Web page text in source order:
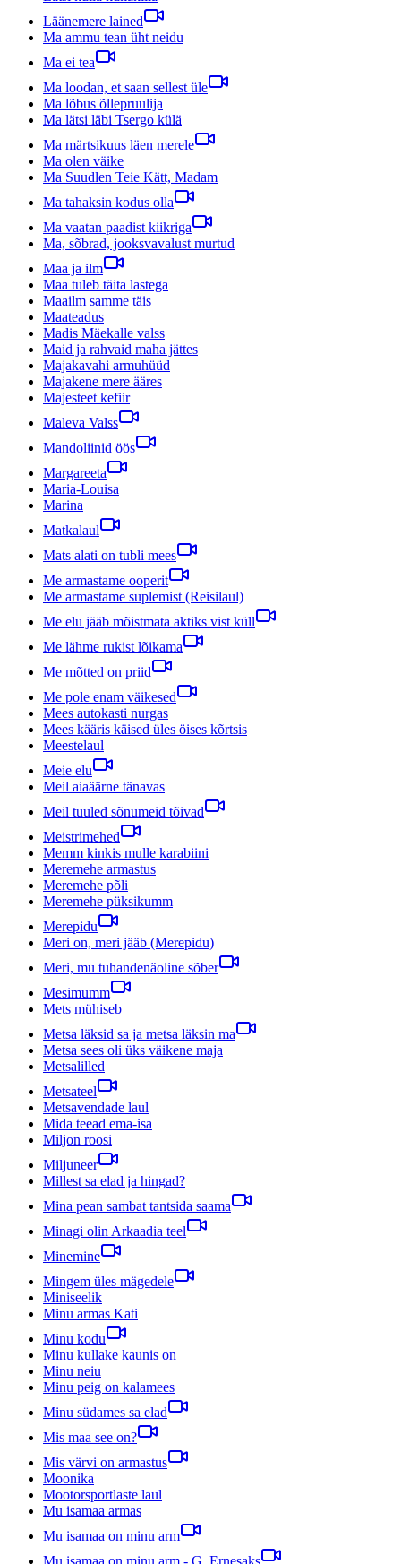
Läänemere lained
Ma ammu tean üht neidu
Ma ei tea
Ma loodan, et saan sellest üle
Ma lõbus õllepruulija
Ma lätsi läbi Tsergo külä
Ma märtsikuus läen merele
Ma olen väike
Ma Suudlen Teie Kätt, Madam
Ma tahaksin kodus olla
Ma vaatan paadist kiikriga
Ma, sõbrad, jooksvavalust murtud
Maa ja ilm
Maa tuleb täita lastega
Maailm samme täis
Maateadus
Madis Mäekalle valss
Maid ja rahvaid maha jättes
Majakavahi armuhüüd
Majakene mere ääres
Majesteet kefiir
Maleva Valss
Mandoliinid öös
Margareeta
Maria-Louisa
Marina
Matkalaul
Mats alati on tubli mees
Me armastame ooperit
Me armastame suplemist (Reisilaul)
Me elu jääb mõistmata aktiks vist küll
Me lähme rukist lõikama
Me mõtted on priid
Me pole enam väikesed
Mees autokasti nurgas
Mees kääris käised üles öises kõrtsis
Meestelaul
Meie elu
Meil aiaäärne tänavas
Meil tuuled sõnumeid tõivad
Meistrimehed
Memm kinkis mulle karabiini
Meremehe armastus
Meremehe põli
Meremehe püksikumm
Merepidu
Meri on, meri jääb (Merepidu)
Meri, mu tuhandenäoline sõber
Mesimumm
Mets mühiseb
Metsa läksid sa ja metsa läksin ma
Metsa sees oli üks väikene maja
Metsalilled
Metsateel
Metsavendade laul
Mida teead ema-isa
Miljon roosi
Miljuneer
Millest sa elad ja hingad?
Mina pean sambat tantsida saama
Minagi olin Arkaadia teel
Minemine
Mingem üles mägedele
Miniseelik
Minu armas Kati
Minu kodu
Minu kullake kaunis on
Minu neiu
Minu peig on kalamees
Minu südames sa elad
Mis maa see on?
Mis värvi on armastus
Moonika
Mootorsportlaste laul
Mu isamaa armas
Mu isamaa on minu arm
Mu isamaa on minu arm - G. Ernesaks